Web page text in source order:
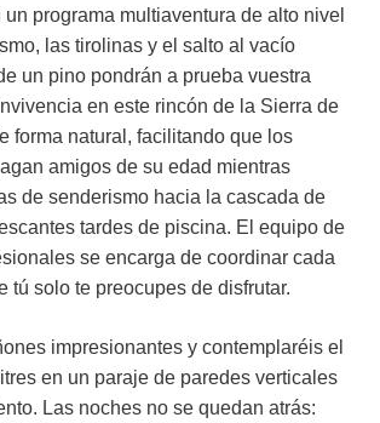
programa multiaventura de alto nivel
las tirolinas y el salto al vacío
un pino pondrán a prueba vuestra
en este rincón de la Sierra de
forma natural, facilitando que los
amigos de su edad mientras
de senderismo hacia la cascada de
tardes de piscina. El equipo de
se encarga de coordinar cada
tú solo te preocupes de disfrutar.
impresionantes y contemplaréis el
en un paraje de paredes verticales
Las noches no se quedan atrás: